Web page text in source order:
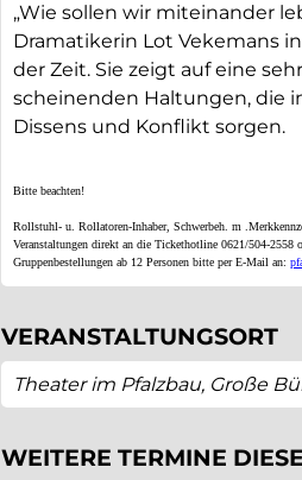
„Wie sollen wir miteinander
Dramatikerin Lot Vekemans
der Zeit. Sie zeigt auf eine
scheinenden Haltungen, die
Dissens und Konflikt sorgen.
Bitte beachten!
Rollstuhl- u. Rollatoren-Inhaber, Schwerbeh. m
Veranstaltungen direkt an die Tickethotline 0621/504-2558
Gruppenbestellungen ab 12 Personen bitte per E-Mail an:
VERANSTALTUNGSORT
Theater im Pfalzbau, Große
WEITERE TERMINE